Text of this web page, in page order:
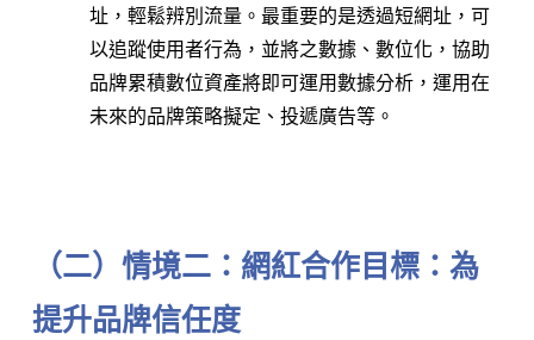
址，輕鬆辨別流量。最重要的是透過短網址，可
以追蹤使用者行為，並將之數據、數位化，協助
品牌累積數位資產將即可運用數據分析，運用在
未來的品牌策略擬定、投遞廣告等。
（二）情境二：網紅合作目標：為
提升品牌信任度